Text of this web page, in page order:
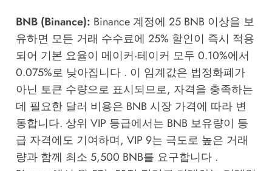
BNB (Binance): Binance 계정에 25 BNB 이상을 보
유하면 모든 거래 수수료에 25% 할인이 즉시 적용
되어 기본 요율이 메이커·테이커 모두 0.10%에서
0.075%로 낮아집니다 . 이 임계값은 법정화폐가
아닌 토큰 수량으로 표시되므로, 자격을 충족하는
데 필요한 달러 비용은 BNB 시장 가격에 따라 변
동합니다. 상위 VIP 등급에서는 BNB 보유량이 등
급 자격에도 기여하며, VIP 9는 극도로 높은 거래
량과 함께 최소 5,500 BNB를 요구합니다 .